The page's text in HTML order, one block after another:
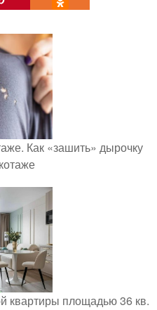
Как «зашить» дырочку
квартиры площадью 36 кв.